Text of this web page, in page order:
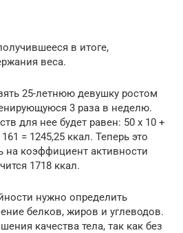
в итоге,
веса.
25-летнюю девушку ростом
3 раза в неделю.
для нее будет равен: 50 х 10 +
= 1245,25 ккал. Теперь это
коэффициент активности
1718 ккал.
нужно определить
белков, жиров и углеводов.
качества тела, так как без